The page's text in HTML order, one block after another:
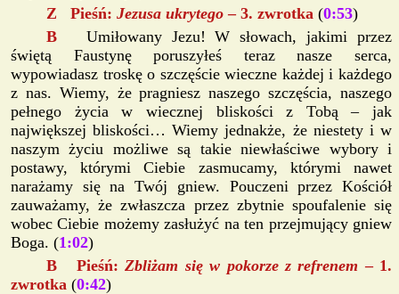
Z Pieśń: Jezusa ukrytego– 3. zwrotka (0:53)
B Umiłowany Jezu! W słowach, jakimi przez
świętą Faustynę poruszyłeś teraz nasze serca,
wypowiadasz troskę o szczęście wieczne każdej i każdego
z nas. Wiemy, że pragniesz naszego szczęścia, naszego
pełnego życia w wiecznej bliskości z Tobą – jak
największej bliskości… Wiemy jednakże, że niestety i w
naszym życiu możliwe są takie niewłaściwe wybory i
postawy, którymi Ciebie zasmucamy, którymi nawet
narażamy się na Twój gniew. Pouczeni przez Kościół
zauważamy, że zwłaszcza przez zbytnie spoufalenie się
wobec Ciebie możemy zasłużyć na ten przejmujący gniew
Boga. (1:02)
B Pieśń:Zbliżam się w pokorze z refrenem– 1.
zwrotka (0:42)